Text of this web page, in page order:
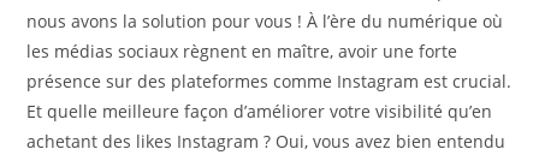
nous avons la solution pour vous ! À l’ère du numérique où
les médias sociaux règnent en maître, avoir une forte
présence sur des plateformes comme Instagram est crucial.
Et quelle meilleure façon d’améliorer votre visibilité qu’en
achetant des likes Instagram ? Oui, vous avez bien entendu